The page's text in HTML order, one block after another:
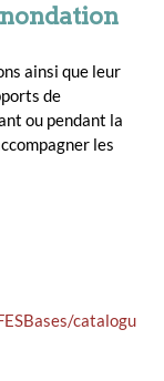
ainsi que leur
de
ou pendant la
les
catalogu